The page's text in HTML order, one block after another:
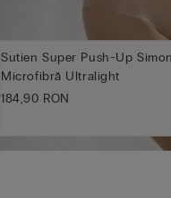
Sutien Super Push-Up
Microfibră Ultralight
184,90 RON